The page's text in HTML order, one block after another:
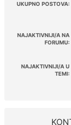
UKUPNO POSTOVA:
NAJAKTIVNIJI/A NA
FORUMU:
NAJAKTIVNIJI/A U
TEMI: